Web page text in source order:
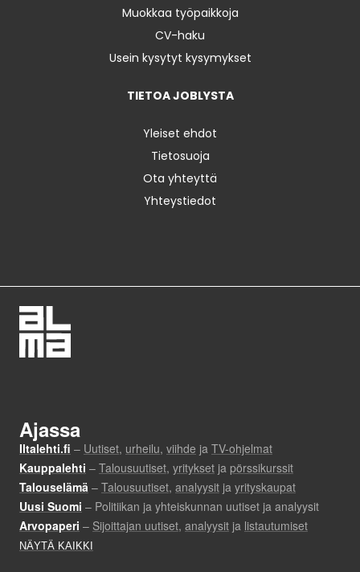
Muokkaa työpaikkoja
CV-haku
Usein kysytyt kysymykset
TIETOA JOBLYSTA
Yleiset ehdot
Tietosuoja
Ota yhteyttä
Yhteystiedot